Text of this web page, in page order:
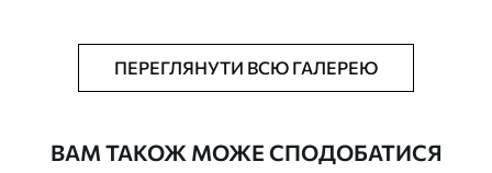
Додатково Можна додати лакове покриття.
ПЕРЕГЛЯНУТИ ВСЮ ГАЛЕРЕЮ
ВАМ ТАКОЖ МОЖЕ СПОДОБАТИСЯ